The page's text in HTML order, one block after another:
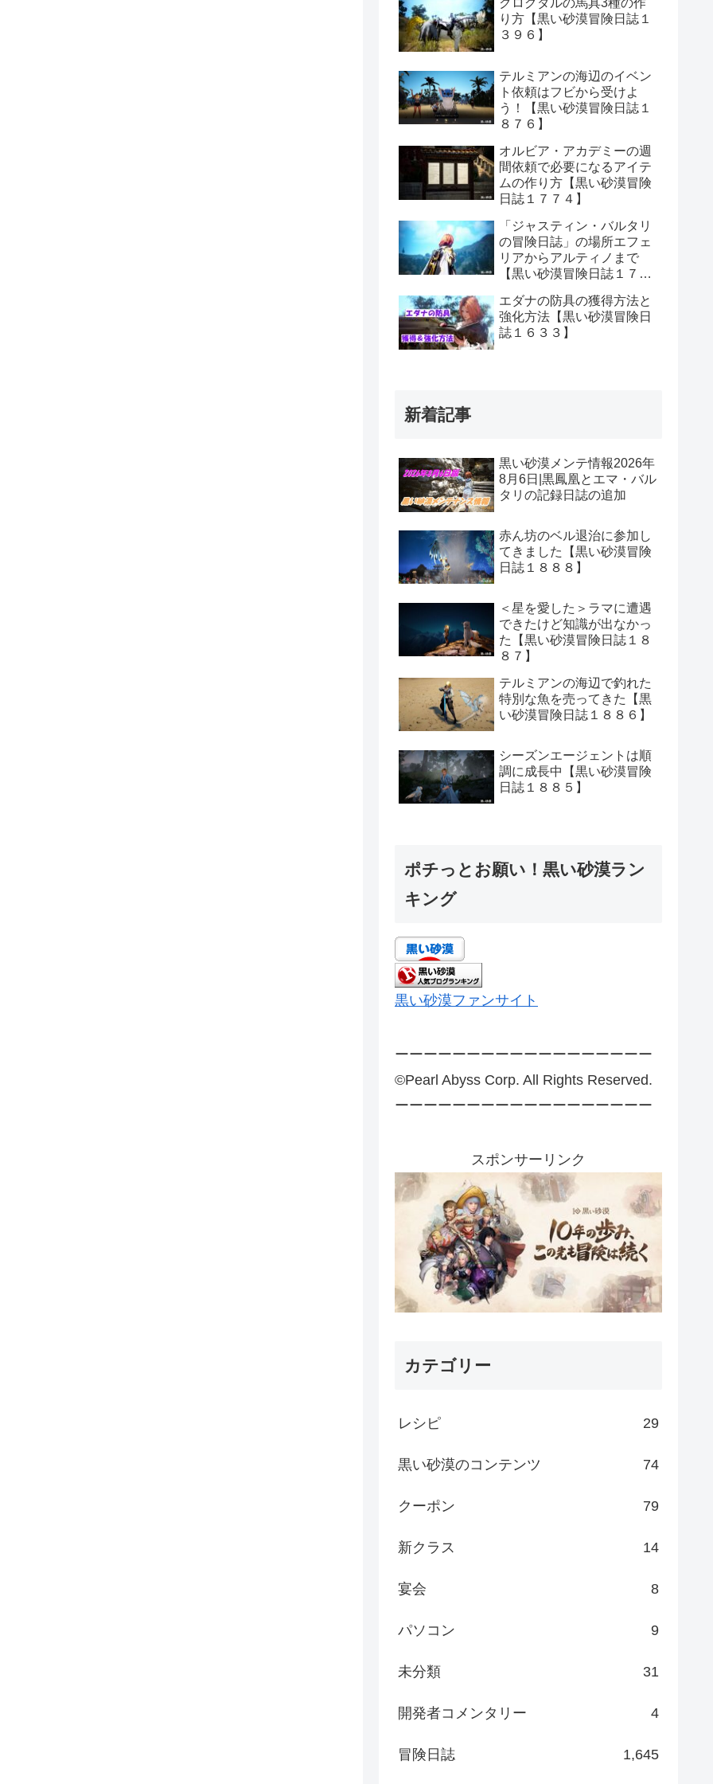
クログダルの馬具3種の作
り方【黒い砂漠冒険日誌１
３９６】
テルミアンの海辺のイベン
ト依頼はフビから受けよ
う！【黒い砂漠冒険日誌１
８７６】
オルビア・アカデミーの週
間依頼で必要になるアイテ
ムの作り方【黒い砂漠冒険
日誌１７７４】
「ジャスティン・バルタリ
の冒険日誌」の場所エフェ
リアからアルティノまで
【黒い砂漠冒険日誌１７０
エダナの防具の獲得方法と
強化方法【黒い砂漠冒険日
誌１６３３】
新着記事
黒い砂漠メンテ情報2026年
8月6日|黒鳳凰とエマ・バル
タリの記録日誌の追加
赤ん坊のベル退治に参加し
てきました【黒い砂漠冒険
日誌１８８８】
＜星を愛した＞ラマに遭遇
できたけど知識が出なかっ
た【黒い砂漠冒険日誌１８
８７】
テルミアンの海辺で釣れた
特別な魚を売ってきた【黒
い砂漠冒険日誌１８８６】
シーズンエージェントは順
調に成長中【黒い砂漠冒険
日誌１８８５】
ポチっとお願い！黒い砂漠ラン
キング
黒い砂漠ファンサイト
ーーーーーーーーーーーーーーーーーー
©Pearl Abyss Corp. All Rights Reserved.
ーーーーーーーーーーーーーーーーーー
スポンサーリンク
カテゴリー
レシピ 29
黒い砂漠のコンテンツ 74
クーポン 79
新クラス 14
宴会 8
パソコン 9
未分類 31
開発者コメンタリー 4
冒険日誌 1,645